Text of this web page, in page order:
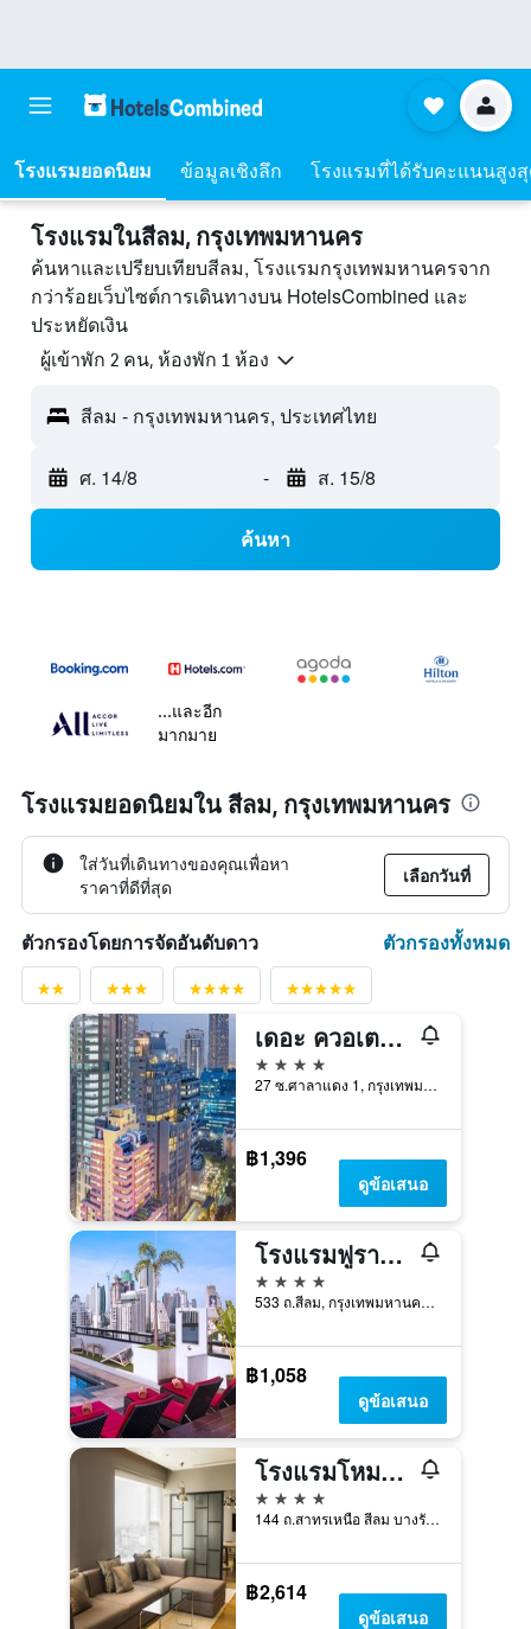
โรงแรมยอดนิยม ข้อมูลเชิงลึก โรงแรมที่ได้รับคะแนนสูง
โรงแรมในสีลม, กรุงเทพมหานคร
ค้นหาและเปรียบเทียบสีลม, โรงแรมกรุงเทพมหานครจาก
กว่าร้อยเว็บไซต์การเดินทางบน HotelsCombined และ
ประหยัดเงิน
ผู้เข้าพัก 2 คน, ห้องพัก 1 ห้อง
สีลม - กรุงเทพมหานคร, ประเทศไทย
ศ. 14/8 - ส. 15/8
ค้นหา
...และอีก
มากมาย
โรงแรมยอดนิยมใน สีลม, กรุงเทพมหานคร
ใส่วันที่เดินทางของคุณเพื่อหา
ราคาที่ดีที่สุด
เลือกวันที่
ตัวกรองโดยการจัดอันดับดาว ตัวกรองทั้งหมด
เดอะ ควอเตอร์ ศาลาแดง บายยูเอชจี
4 ดาว
27 ซ.ศาลาแดง 1, กรุงเทพมหานคร, ประเทศไทย
฿1,396
ดูข้อเสนอ
โรงแรมฟูรามา สีลม กรุงเทพ
4 ดาว
533 ถ.สีลม, กรุงเทพมหานคร, ประเทศไทย
฿1,058
ดูข้อเสนอ
โรงแรมโหมด สาทร
4 ดาว
144 ถ.สาทรเหนือ สีลม บางรัก, กรุงเทพมหานคร, ประเทศไทย
฿2,614
ดูข้อเสนอ